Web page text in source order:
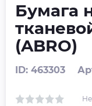
Бумага
(ABRO)
ID: 463303